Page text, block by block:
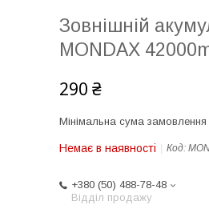
Зовнішній
MONDAX
290 ₴
Мінімальна сума
Немає в наявності Код:
+380 (50) 488-78-48
Відділ продажу